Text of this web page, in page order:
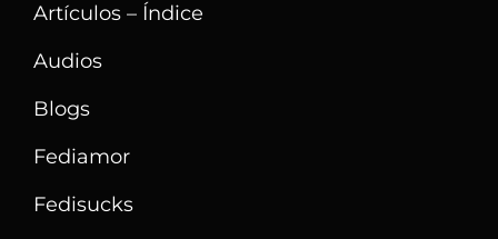
Artículos – Índice
Audios
Blogs
Fediamor
Fedisucks